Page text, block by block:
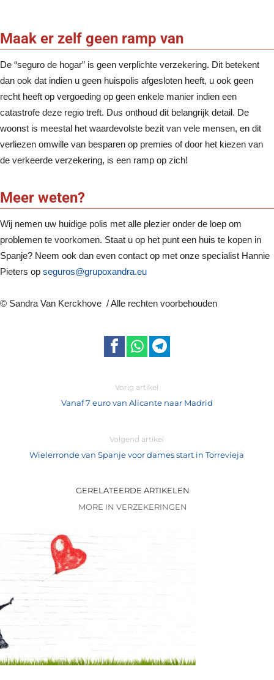
Maak er zelf geen ramp van
De “seguro de hogar” is geen verplichte verzekering. Dit betekent
dan ook dat indien u geen huispolis afgesloten heeft, u ook geen
recht heeft op vergoeding op geen enkele manier indien een
catastrofe deze regio treft. Dus onthoud dit belangrijk detail. De
woonst is meestal het waardevolste bezit van vele mensen, en dit
verliezen omwille van besparen op premies of door het kiezen van
de verkeerde verzekering, is een ramp op zich!
Meer weten?
Wij nemen uw huidige polis met alle plezier onder de loep om
problemen te voorkomen. Staat u op het punt een huis te kopen in
Spanje? Neem ook dan even contact op met onze specialist Hannie
Pieters op seguros@grupoxandra.eu
© Sandra Van Kerckhove / Alle rechten voorbehouden
Vorig artikel
Vanaf 7 euro van Alicante naar Madrid
Volgend artikel
Wielerronde van Spanje voor dames start in Torrevieja
GERELATEERDE ARTIKELEN
MORE IN VERZEKERINGEN